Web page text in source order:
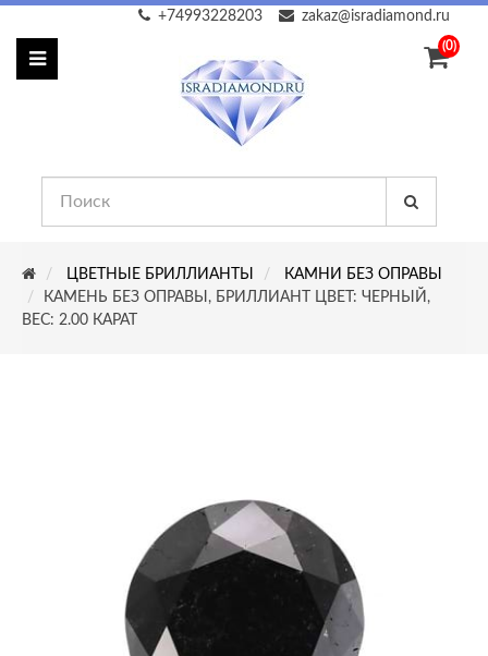
zakaz@isradiamond.ru
+74993228203
(0)
ЦВЕТНЫЕ БРИЛЛИАНТЫ
КАМНИ БЕЗ ОПРАВЫ
КАМЕНЬ БЕЗ ОПРАВЫ, БРИЛЛИАНТ ЦВЕТ: ЧЕРНЫЙ,
ВЕС: 2.00 КАРАТ